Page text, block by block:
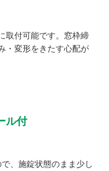
取付可能です。窓枠締
・変形をきたす心配が
ル付
、施錠状態のまま少し